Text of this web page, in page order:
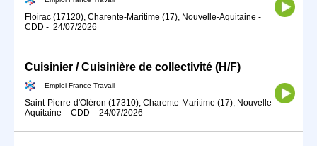
Floirac (17120), Charente-Maritime (17), Nouvelle-Aquitaine -
CDD - 24/07/2026
Cuisinier / Cuisinière de collectivité (H/F)
Emploi France Travail
Saint-Pierre-d'Oléron (17310), Charente-Maritime (17), Nouvelle-
Aquitaine - CDD - 24/07/2026